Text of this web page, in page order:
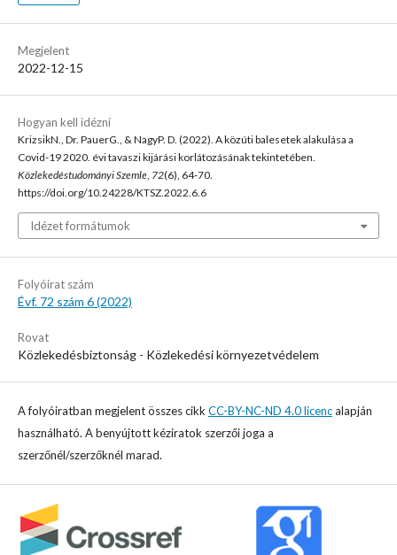
Megjelent
2022-12-15
Hogyan kell idézni
KrizsikN., Dr. PauerG., & NagyP. D. (2022). A közúti balesetek alakulása a
Covid-19 2020. évi tavaszi kijárási korlátozásának tekintetében.
Közlekedéstudományi Szemle 72(6), 64-70.
https://doi.org/10.24228/KTSZ.2022.6.6
Idézet formátumok
Folyóirat szám
Évf. 72 szám 6 (2022)
Rovat
Közlekedésbiztonság - Közlekedési környezetvédelem
A folyóiratban megjelent összes cikk CC-BY-NC-ND 4.0 licencalapján
használható. A benyújtott kéziratok szerzői joga a
szerzőnél/szerzőknél marad.